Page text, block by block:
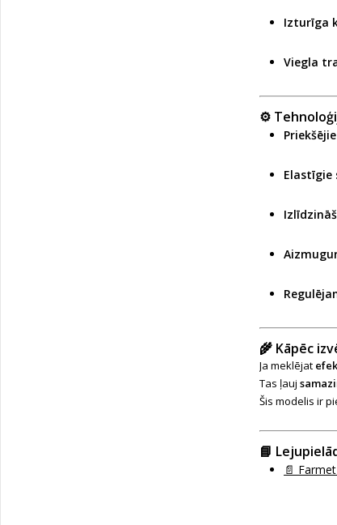
Izturīga
Viegla
⚙️
🌾 Kāpēc
Ja meklējat
Tas ļauj
Šis modelis ir
📘
📄